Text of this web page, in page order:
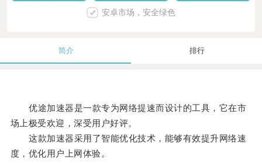
安卓市场，安全绿色
简介 排行
优途加速器是一款专为网络提速而设计的工具，它在市
场上极受欢迎，深受用户好评。
这款加速器采用了智能优化技术，能够有效提升网络速
度，优化用户上网体验。